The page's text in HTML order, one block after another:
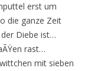
erst um
die ganze Zeit
Diebe ist…
rast…
mit sieben